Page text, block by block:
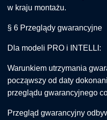
w kraju montażu.
§ 6 Przeglądy gwarancyjne
Dla modeli PRO i INTELLI:
Warunkiem utrzymania
począwszy od daty
przeglądu gwarancyjnego
Przegląd gwarancyjny